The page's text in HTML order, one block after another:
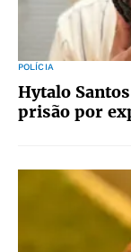
POLÍCIA
Hytalo
prisão por